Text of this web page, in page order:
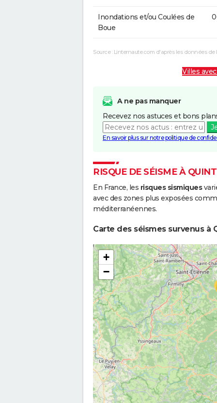
Inondations et/ou Coulées de
Boue
Source : Linternaute.com d'après les données de
Villes
A ne pas manquer
Recevez nos astuces et bons
En savoir plus sur notre politique de
RISQUE DE SÉISME À
En France, les risques sismiques
avec des zones plus exposées
méditerranéennes.
Carte des séismes survenus à
+
−